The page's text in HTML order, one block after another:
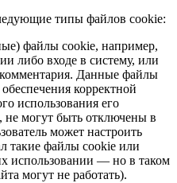
типы файлов cookie:
файлы cookie, например,
либо входе в систему, или
комментария. Данные файлы
корректной
использования его
не могут быть отключены в
может настроить
такие файлы сookie или
использовании — но в таком
могут не работать).